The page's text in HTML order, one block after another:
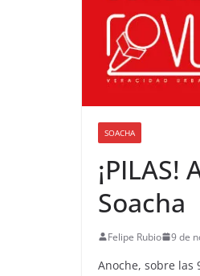
SOACHA
Soacha
Felipe Rubio 9 de
Anoche, sobre las